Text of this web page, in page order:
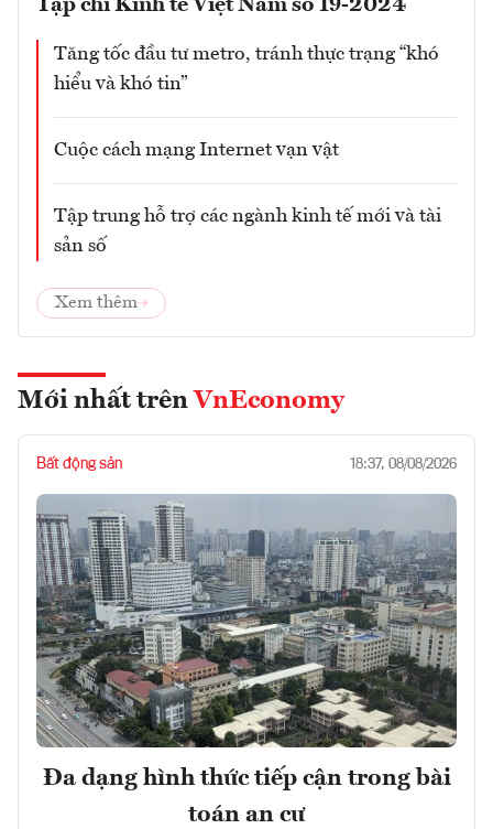
Tạp chí Kinh tế Việt Nam số 19-2024
Tăng tốc đầu tư metro, tránh thực trạng “khó
hiểu và khó tin”
Cuộc cách mạng Internet vạn vật
Tập trung hỗ trợ các ngành kinh tế mới và tài
sản số
Xem thêm
Mới nhất trên VnEconomy
Bất động sản 18:37, 08/08/2026
Đa dạng hình thức tiếp cận trong bài
toán an cư